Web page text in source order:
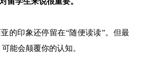
的印象还停留在“随便读读”。但最
能会颠覆你的认知。